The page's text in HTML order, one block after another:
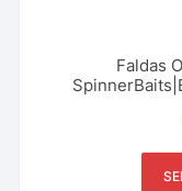
Faldas